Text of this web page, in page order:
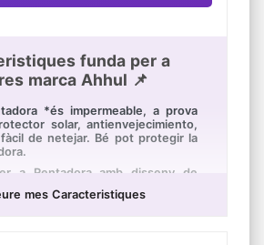
funda per a
marca Ahhul 📌
*és impermeable, a prova
solar, antienvejecimiento,
de netejar. Bé pot protegir la
a Rentadora amb disseny de
la coberta de la rentadora, de
només *és per a la màquina de
mes Caracteristiques